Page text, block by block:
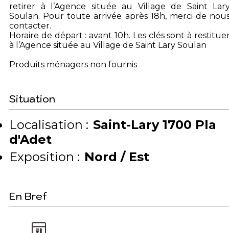
retirer à l’Agence située au Village de Saint
Soulan. Pour toute arrivée après 18h, merci de
contacter.
Horaire de départ : avant 10h. Les clés sont à
à l’Agence située au Village de Saint Lary Soulan
Produits ménagers non fournis
Situation
Localisation : Saint-Lary 1700 Pla
d'Adet
Exposition : Nord / Est
En Bref